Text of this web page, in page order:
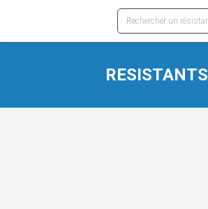
Recherche
:
RESISTANTS